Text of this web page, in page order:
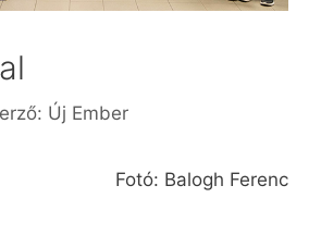
Új Ember
Fotó: Balogh Ferenc